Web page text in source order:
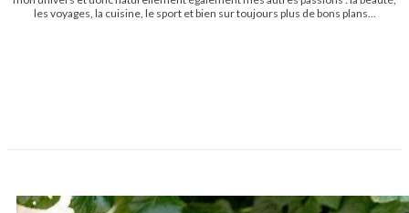
les voyages, la cuisine, le sport et bien sur toujours plus de bons plans...